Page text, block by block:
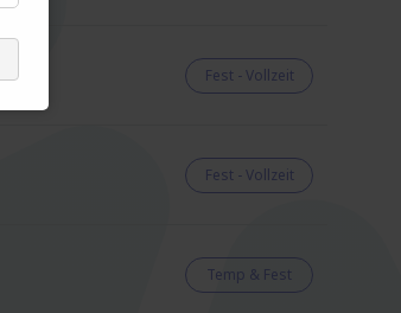
Fest - Vollzeit
Fest - Vollzeit
Temp & Fest